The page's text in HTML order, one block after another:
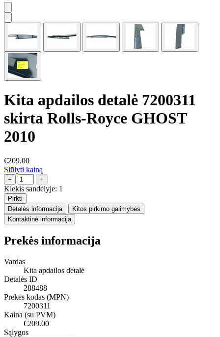
Kita apdailos detalė 7200311
skirta Rolls-Royce GHOST
2010
€209.00
Siūlyti kainą
− +
Kiekis sandėlyje: 1
Pirkti
Detalės informacija
Kitos pirkimo galimybės
Kontaktinė informacija
Prekės informacija
Vardas
Kita apdailos detalė
Detalės ID
288488
Prekės kodas (MPN)
7200311
Kaina (su PVM)
€209.00
Sąlygos